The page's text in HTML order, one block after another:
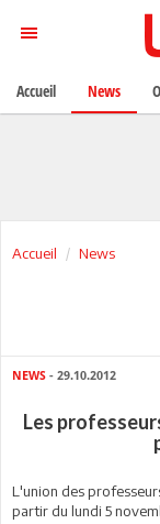
Accueil News
NEWS - 29.10.2012
Les
L'union des
partir du lundi 5
Accueil News